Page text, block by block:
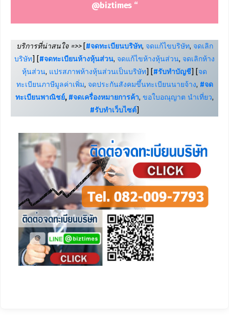
@biztimes “
บริการที่น่าสนใจ =>>[#จดทะเบียนบริษัท, จดแก้ไขบริษัท, จดเลิก
บริษัท] [#จดทะเบียนห้างหุ้นส่วน, จดแก้ไขห้างหุ้นส่วน, จดเลิกห้าง
หุ้นส่วน, แปรสภาพห้างหุ้นส่วนเป็นบริษัท] [#รับทำบัญชี] [จด
ทะเบียนภาษีมูลค่าเพิ่ม, จดประกันสังคมขึ้นทะเบียนนายจ้าง, #จด
ทะเบียนพาณิชย์, #จดเครื่องหมายการค้า, ขอใบอณุญาต นำเที่ยว,
#รับทำเว็บไซต์]